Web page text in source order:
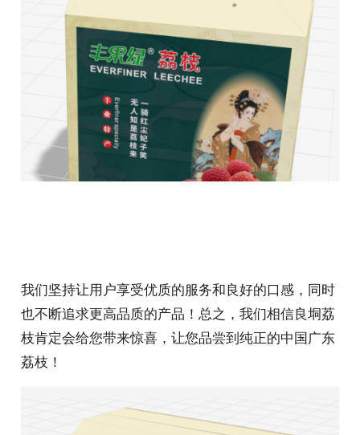
我们坚持让用户享受优质的服务和良好的口感，同时
也不断追求更高品质的产品！总之，我们相信良垌荔
枝肯定会给您带来惊喜，让您品尝到纯正的中国广东
荔枝！